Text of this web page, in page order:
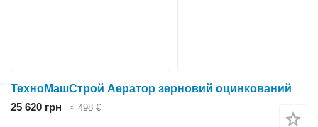
ТехноМашСтрой Аератор зерновий оцинкований
25 620 грн
≈ 498 €